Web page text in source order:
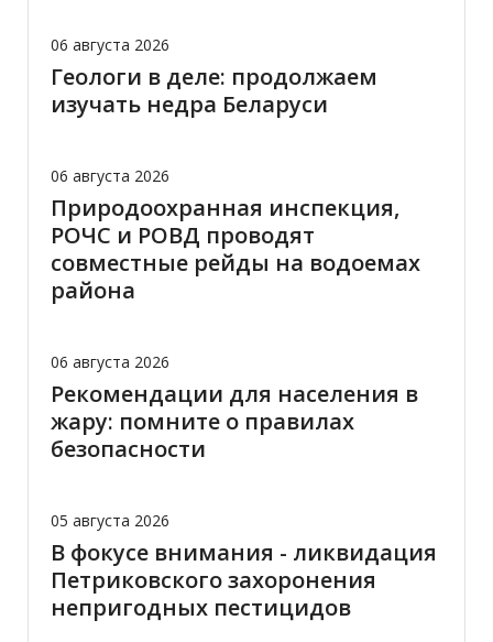
06 августа 2026
Геологи в деле: продолжаем
изучать недра Беларуси
06 августа 2026
Природоохранная инспекция,
РОЧС и РОВД проводят
совместные рейды на водоемах
района
06 августа 2026
Рекомендации для населения в
жару: помните о правилах
безопасности
05 августа 2026
В фокусе внимания - ликвидация
Петриковского захоронения
непригодных пестицидов